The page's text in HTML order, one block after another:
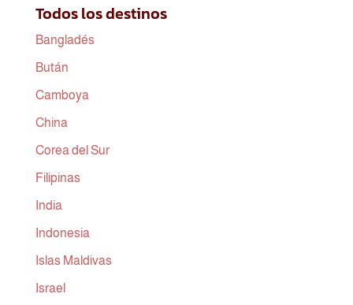
Todos los destinos
Bangladés
Bután
Camboya
China
Corea del Sur
Filipinas
India
Indonesia
Islas Maldivas
Israel